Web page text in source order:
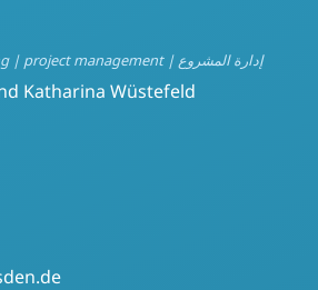
DRESDEN: Projektleitung | project management | إدارة المشروع
Katharina Wüstefeld